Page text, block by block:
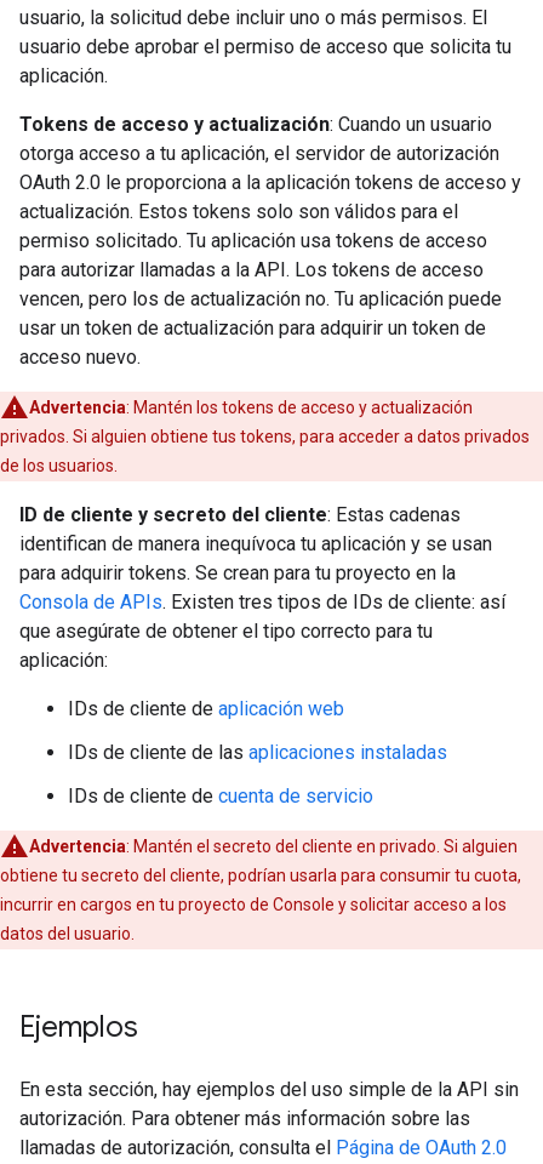
usuario, la solicitud debe incluir uno o más permisos. El
usuario debe aprobar el permiso de acceso que solicita tu
aplicación.
Tokens de acceso y actualización: Cuando un usuario
otorga acceso a tu aplicación, el servidor de autorización
OAuth 2.0 le proporciona a la aplicación tokens de acceso y
actualización. Estos tokens solo son válidos para el
permiso solicitado. Tu aplicación usa tokens de acceso
para autorizar llamadas a la API. Los tokens de acceso
vencen, pero los de actualización no. Tu aplicación puede
usar un token de actualización para adquirir un token de
acceso nuevo.
Advertencia: Mantén los tokens de acceso y actualización
privados. Si alguien obtiene tus tokens, para acceder a datos privados
de los usuarios.
ID de cliente y secreto del cliente: Estas cadenas
identifican de manera inequívoca tu aplicación y se usan
para adquirir tokens. Se crean para tu proyecto en la
Consola de APIs. Existen tres tipos de IDs de cliente: así
que asegúrate de obtener el tipo correcto para tu
aplicación:
IDs de cliente de aplicación web
IDs de cliente de las aplicaciones instaladas
IDs de cliente de cuenta de servicio
Advertencia: Mantén el secreto del cliente en privado. Si alguien
obtiene tu secreto del cliente, podrían usarla para consumir tu cuota,
incurrir en cargos en tu proyecto de Console y solicitar acceso a los
datos del usuario.
Ejemplos
En esta sección, hay ejemplos del uso simple de la API sin
autorización. Para obtener más información sobre las
llamadas de autorización, consulta el Página de OAuth 2.0